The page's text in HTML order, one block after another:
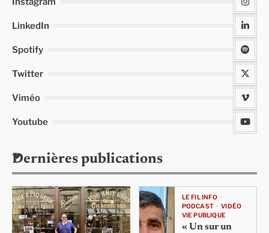
LinkedIn
Spotify
Twitter
Viméo
Youtube
Dernières publications
LE FIL INFO
PODCAST
VIDÉO
VIE PUBLIQUE
« Un sur un